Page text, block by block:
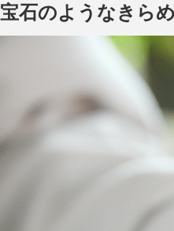
宝石のようなきら